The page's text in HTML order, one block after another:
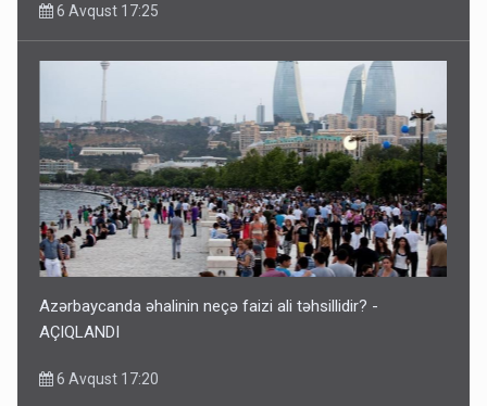
6 Avqust 17:25
Azərbaycanda əhalinin neçə faizi ali təhsillidir? -
AÇIQLANDI
6 Avqust 17:20